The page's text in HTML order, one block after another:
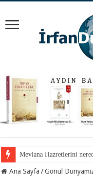
İnancından koparılan
Ana Sayfa / Gönül